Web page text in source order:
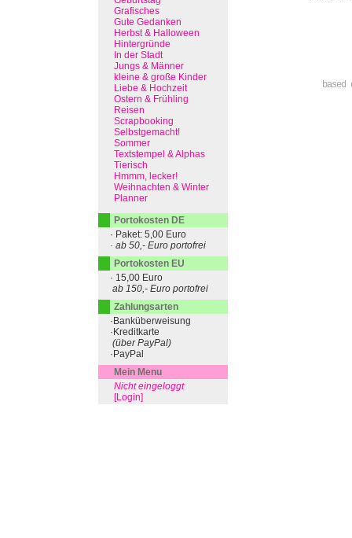
Grafisches
Gute Gedanken
Herbst & Halloween
Hintergründe
In der Stadt
Jungs & Männer
kleine & große Kinder
Liebe & Hochzeit
Ostern & Frühling
Reisen
Scrapbooking
Selbstgemacht!
Sommer
Textstempel & Alphas
Tierisch
Hmmm, lecker!
Weihnachten & Winter
Planner
Portokosten DE
· Paket: 5,00 Euro
· ab 50,- Euro portofrei
Portokosten EU
· 15,00 Euro
ab 150,- Euro portofrei
Zahlungsarten
·Banküberweisung
·Kreditkarte
(über PayPal)
·PayPal
Mein Menu
Nicht eingeloggt
[Login]